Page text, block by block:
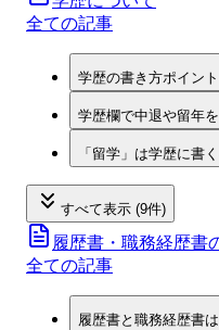
全ての記事
学歴の書き方ポイント
学歴欄で中退や留年
「留学」は学歴に書
すべて表示 (9件)
履歴書・職務経歴書
全ての記事
履歴書と職務経歴書